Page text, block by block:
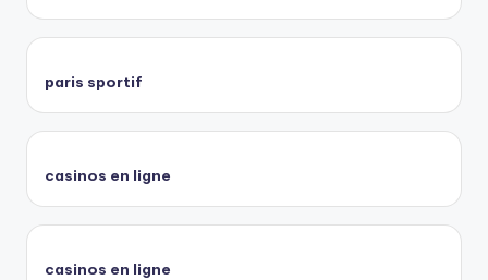
paris sportif
casinos en ligne
casinos en ligne